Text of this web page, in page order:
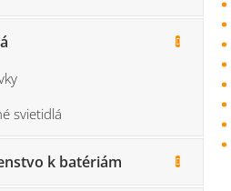
svietidlá
k batériám